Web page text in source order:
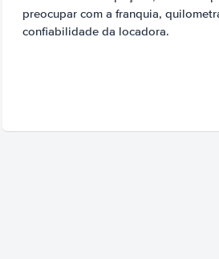
preocupar com a franquia,
confiabilidade da locadora.